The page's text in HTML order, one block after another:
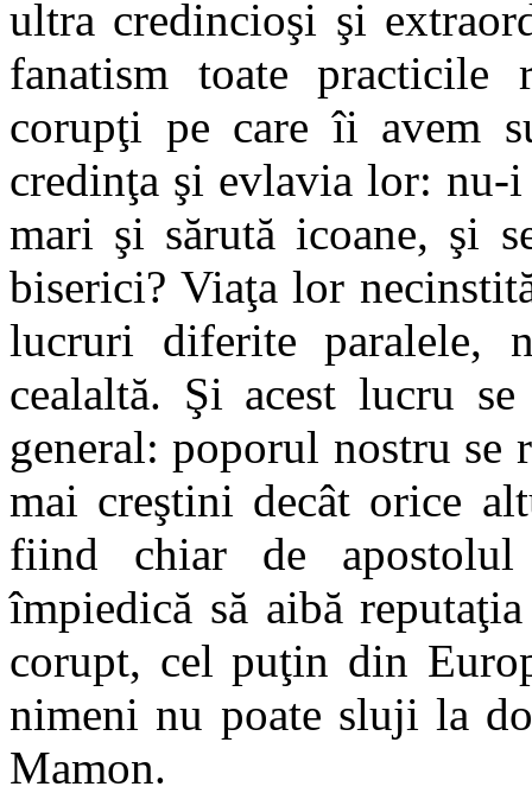
ultra credincioşi şi
fanatism toate practicile
corupţi pe care îi avem
credinţa şi evlavia lor: nu-
mari şi sărută icoane, şi
biserici? Viaţa lor
lucruri diferite paralele,
cealaltă. Şi acest lucru
general: poporul nostru se
mai creştini decât orice
fiind chiar de
împiedică să aibă
corupt, cel puţin din
nimeni nu poate sluji la
Mamon.